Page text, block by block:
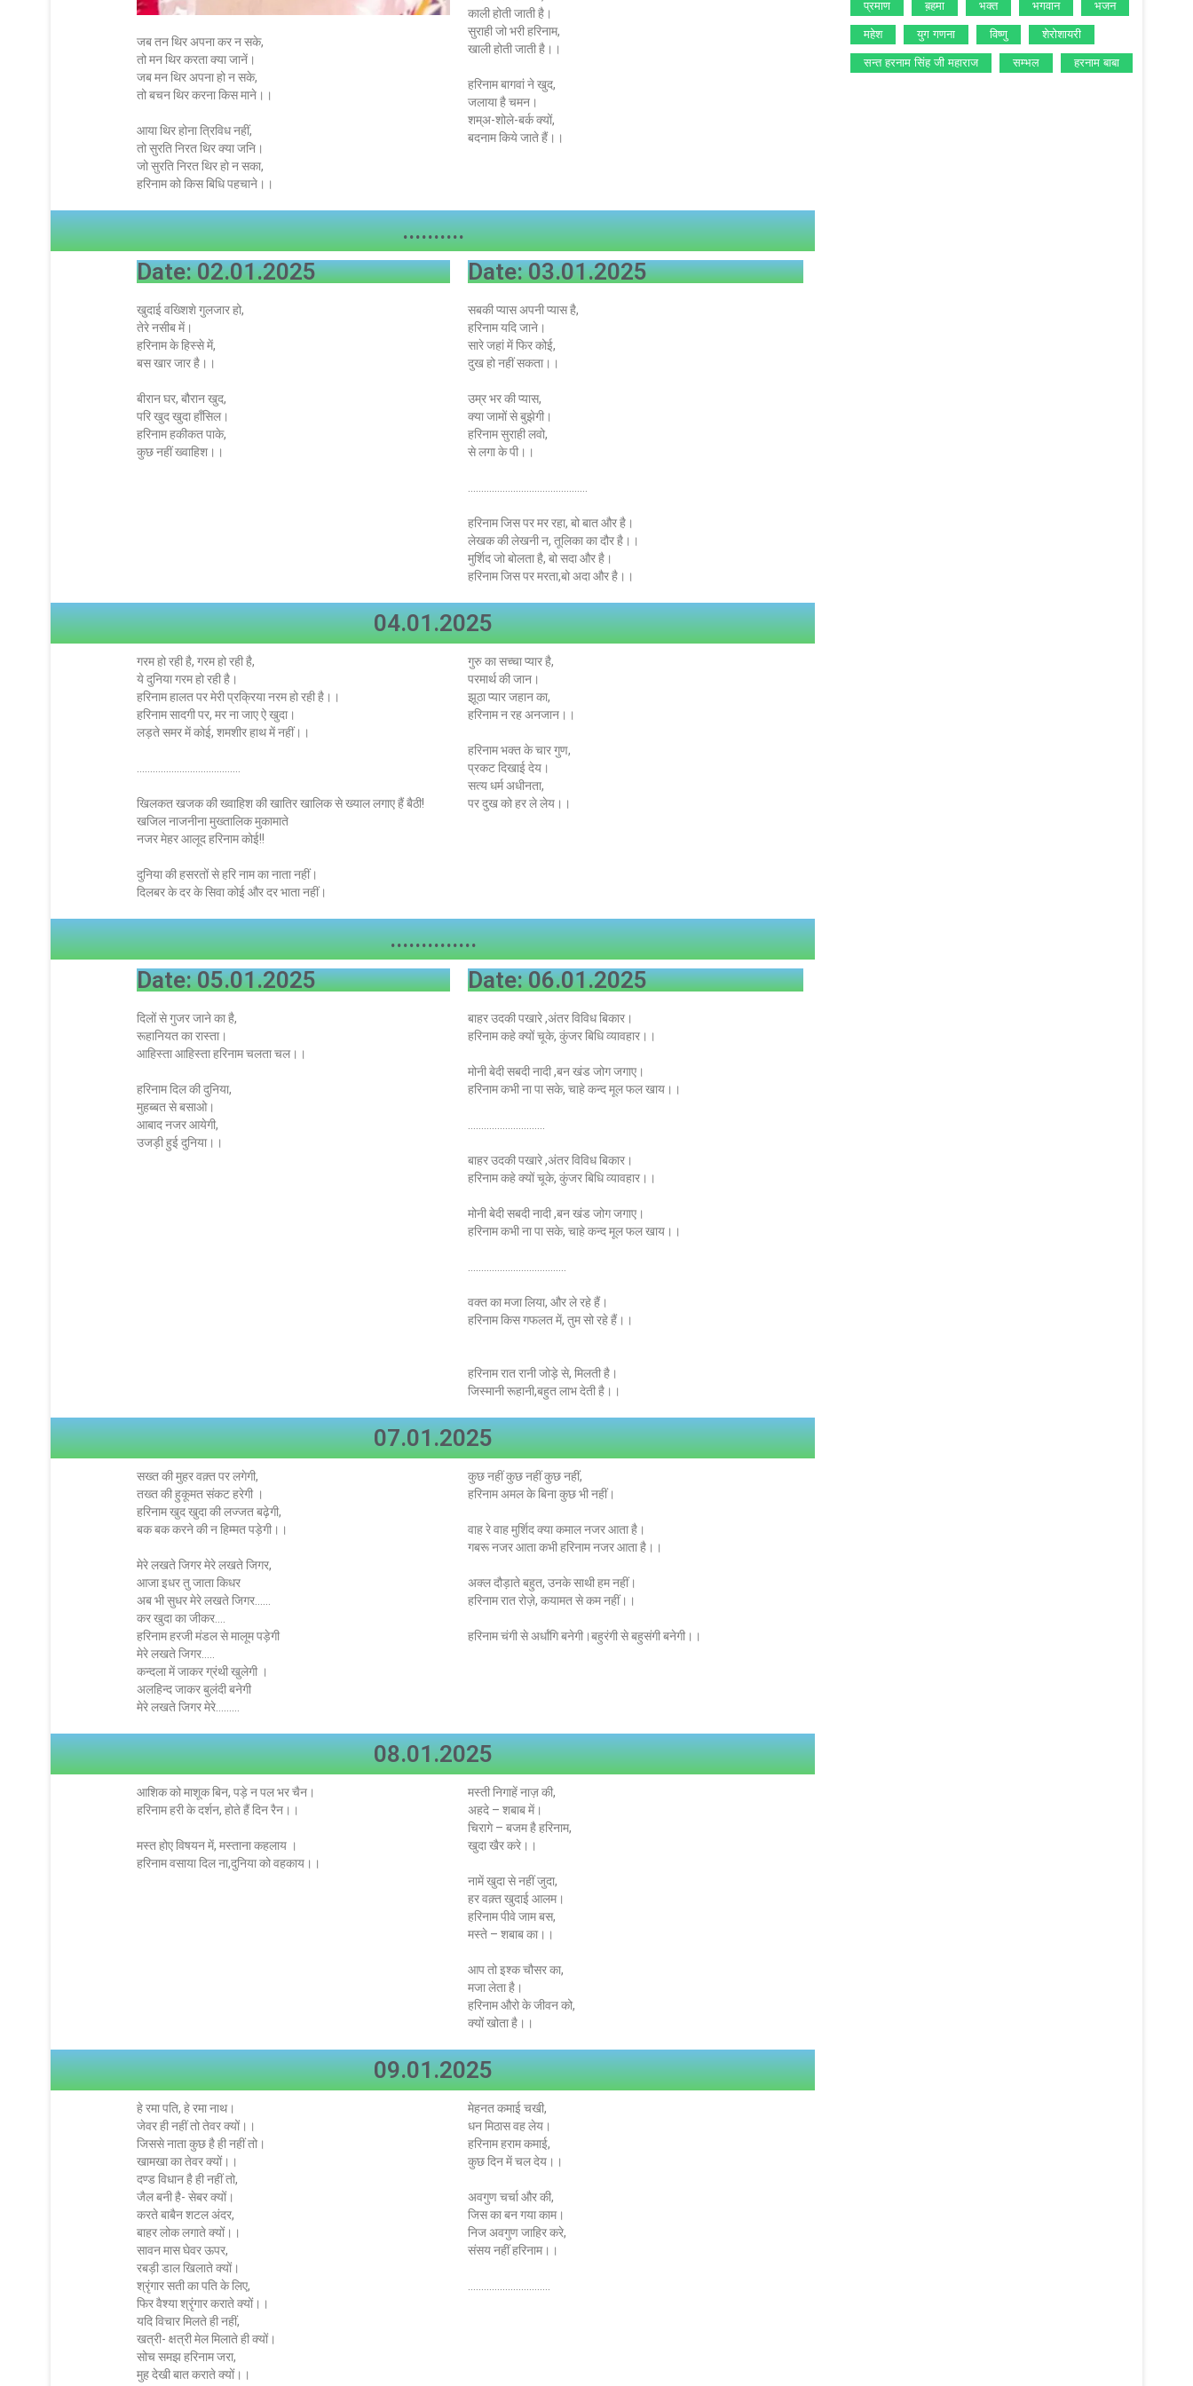
जब तन थिर अपना कर न सके,
तो मन थिर करता क्या जानें।
जब मन थिर अपना हो न सके,
तो बचन थिर करना किस माने।।
आया थिर होना त्रिविध नहीं,
तो सुरति निरत थिर क्या जनि।
जो सुरति निरत थिर हो न सका,
हरिनाम को किस बिधि पहचाने।।
काली होती जाती है।
सुराही जो भरी हरिनाम,
खाली होती जाती है।।
हरिनाम बागवां ने खुद,
जलाया है चमन।
शम्अ-शोले-बर्क क्यों,
बदनाम किये जाते हैं।।
..........
Date: 02.01.2025
खुदाई वख्शिशे गुलजार हो,
तेरे नसीब में।
हरिनाम के हिस्से में,
बस खार जार है।।
बीरान घर, बौरान खुद,
परि खुद खुदा हाँसिल।
हरिनाम हकीकत पाके,
कुछ नहीं ख्वाहिश।।
Date: 03.01.2025
सबकी प्यास अपनी प्यास है,
हरिनाम यदि जाने।
सारे जहां में फिर कोई,
दुख हो नहीं सकता।।
उम्र भर की प्यास,
क्या जामों से बुझेगी।
हरिनाम सुराही लवो,
से लगा के पी।।
हरिनाम जिस पर मर रहा, बो बात और है।
लेखक की लेखनी न, तूलिका का दौर है।।
मुर्शिद जो बोलता है, बो सदा और है।
हरिनाम जिस पर मरता,बो अदा और है।।
04.01.2025
गरम हो रही है, गरम हो रही है,
ये दुनिया गरम हो रही है।
हरिनाम हालत पर मेरी प्रक्रिया नरम हो रही है।।
हरिनाम सादगी पर, मर ना जाए ऐ खुदा।
लड़ते समर में कोई, शमशीर हाथ में नहीं।।
खिलकत खजक की ख्वाहिश की खातिर खालिक से ख्याल लगाए हैं बैठी!
खजिल नाजनीना मुख्तालिक मुकामाते
नजर मेहर आलूद हरिनाम कोई!!
दुनिया की हसरतों से हरि नाम का नाता नहीं।
दिलबर के दर के सिवा कोई और दर भाता नहीं।
गुरु का सच्चा प्यार है,
परमार्थ की जान।
झूठा प्यार जहान का,
हरिनाम न रह अनजान।।
हरिनाम भक्त के चार गुण,
प्रकट दिखाई देय।
सत्य धर्म अधीनता,
पर दुख को हर ले लेय।।
..............
Date: 05.01.2025
दिलों से गुजर जाने का है,
रूहानियत का रास्ता।
आहिस्ता आहिस्ता हरिनाम चलता चल।।
हरिनाम दिल की दुनिया,
मुहब्बत से बसाओ।
आबाद नजर आयेगी,
उजड़ी हुई दुनिया।।
Date: 06.01.2025
बाहर उदकी पखारे ,अंतर विविध बिकार।
हरिनाम कहे क्यों चूके, कुंजर बिधि व्यावहार।।
मोनी बेदी सबदी नादी ,बन खंड जोग जगाए।
हरिनाम कभी ना पा सके, चाहे कन्द मूल फल खाय।।
बाहर उदकी पखारे ,अंतर विविध बिकार।
हरिनाम कहे क्यों चूके, कुंजर बिधि व्यावहार।।
मोनी बेदी सबदी नादी ,बन खंड जोग जगाए।
हरिनाम कभी ना पा सके, चाहे कन्द मूल फल खाय।।
वक्त का मजा लिया, और ले रहे हैं।
हरिनाम किस गफलत में, तुम सो रहे हैं।।
हरिनाम रात रानी जोड़े से, मिलती है।
जिस्मानी रूहानी,बहुत लाभ देती है।।
07.01.2025
सख्त की मुहर वक़्त पर लगेगी,
तख्त की हुकूमत संकट हरेगी ।
हरिनाम खुद खुदा की लज्जत बढ़ेगी,
बक बक करने की न हिम्मत पड़ेगी।।
मेरे लखते जिगर मेरे लखते जिगर,
आजा इधर तु जाता किधर
अब भी सुधर मेरे लखते जिगर……
कर खुदा का जीकर….
हरिनाम हरजी मंडल से मालूम पड़ेगी
मेरे लखते जिगर…..
कन्दला में जाकर ग्रंथी खुलेगी ।
अलहिन्द जाकर बुलंदी बनेगी
मेरे लखते जिगर मेरे………
कुछ नहीं कुछ नहीं कुछ नहीं,
हरिनाम अमल के बिना कुछ भी नहीं।
वाह रे वाह मुर्शिद क्या कमाल नजर आता है।
गबरू नजर आता कभी हरिनाम नजर आता है।।
अक्ल दौड़ाते बहुत, उनके साथी हम नहीं।
हरिनाम रात रोज़े, कयामत से कम नहीं।।
हरिनाम चंगी से अर्धांगि बनेगी।बहुरंगी से बहुसंगी बनेगी।।
08.01.2025
आशिक को माशूक बिन, पड़े न पल भर चैन।
हरिनाम हरी के दर्शन, होते हैं दिन रैन।।
मस्त होए विषयन में, मस्ताना कहलाय ।
हरिनाम वसाया दिल ना,दुनिया को वहकाय।।
मस्ती निगाहें नाज़ की,
अहदे – शबाब में।
चिरागे – बजम है हरिनाम,
खुदा खैर करे।।
नामें खुदा से नहीं जुदा,
हर वक़्त खुदाई आलम।
हरिनाम पीवे जाम बस,
मस्ते – शबाब का।।
आप तो इश्क चौसर का,
मजा लेता है।
हरिनाम औरो के जीवन को,
क्यों खोता है।।
09.01.2025
हे रमा पति, हे रमा नाथ।
जेवर ही नहीं तो तेवर क्यों।।
जिससे नाता कुछ है ही नहीं तो।
खामखा का तेवर क्यों।।
दण्ड विधान है ही नहीं तो,
जैल बनी है- सेबर क्यों।
करते बाबैन शटल अंदर,
बाहर लोक लगाते क्यों।।
सावन मास घेवर ऊपर,
रबड़ी डाल खिलाते क्यों।
श्रृंगार सती का पति के लिए,
फिर वैश्या श्रृंगार कराते क्यों।।
यदि विचार मिलते ही नहीं,
खत्री- क्षत्री मेल मिलाते ही क्यों।
सोच समझ हरिनाम जरा,
मुह देखी बात कराते क्यों।।
मेहनत कमाई चखी,
धन मिठास वह लेय।
हरिनाम हराम कमाई,
कुछ दिन में चल देय।।
अवगुण चर्चा और की,
जिस का बन गया काम।
निज अवगुण जाहिर करे,
संसय नहीं हरिनाम।।
प्रमाण ब़हमा भक्‍त भगवान भजन
महेश युग गणना विष्‍णु शेरोशायरी
सन्‍त हरनाम सिंह जी महाराज सम्‍भल हरनाम बाबा